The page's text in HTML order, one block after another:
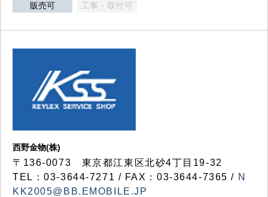
販売可 工事・取付可
西野金物(株)
〒136-0073 東京都江東区北砂4丁目19-32
TEL：03‐3644‐7271 / FAX：03-3644-7365 / N
KK2005@BB.EMOBILE.JP